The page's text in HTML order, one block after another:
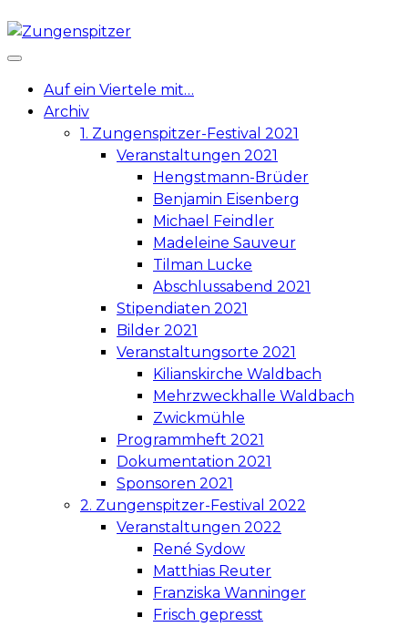
Skip
to
content
Auf ein Viertele mit…
Archiv
1. Zungenspitzer-Festival 2021
Veranstaltungen 2021
Hengstmann-Brüder
Benjamin Eisenberg
Michael Feindler
Madeleine Sauveur
Tilman Lucke
Abschlussabend 2021
Stipendiaten 2021
Bilder 2021
Veranstaltungsorte 2021
Kilianskirche Waldbach
Mehrzweckhalle Waldbach
Zwickmühle
Programmheft 2021
Dokumentation 2021
Sponsoren 2021
2. Zungenspitzer-Festival 2022
Veranstaltungen 2022
René Sydow
Matthias Reuter
Franziska Wanninger
Frisch gepresst